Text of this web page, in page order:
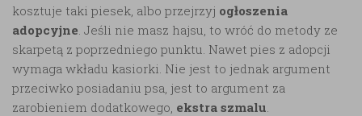
kosztuje taki piesek, albo przejrzyj ogłoszenia
adopcyjne . Jeśli nie masz hajsu, to wróć do metody ze
skarpetą z poprzedniego punktu. Nawet pies z adopcji
wymaga wkładu kasiorki. Nie jest to jednak argument
przeciwko posiadaniu psa, jest to argument za
zarobieniem dodatkowego, ekstra szmalu